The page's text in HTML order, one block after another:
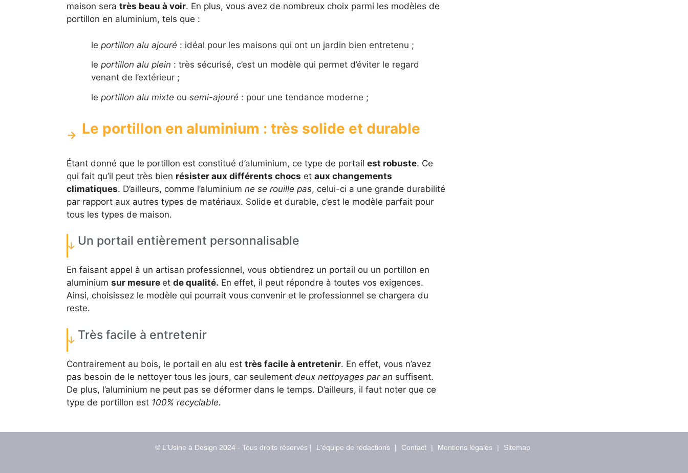
maison sera très beau à voir. En plus, vous avez de nombreux choix parmi les modèles de
portillon en aluminium, tels que :
le portillon alu ajouré : idéal pour les maisons qui ont un jardin bien entretenu ;
le portillon alu plein : très sécurisé, c’est un modèle qui permet d’éviter le regard
venant de l’extérieur ;
le portillon alu mixte ou semi-ajouré : pour une tendance moderne ;
Le portillon en aluminium : très solide et durable
Étant donné que le portillon est constitué d’aluminium, ce type de portail est robuste. Ce
qui fait qu’il peut très bien résister aux différents chocs et aux changements
climatiques. D’ailleurs, comme l’aluminium ne se rouille pas, celui-ci a une grande durabilité
par rapport aux autres types de matériaux. Solide et durable, c’est le modèle parfait pour
tous les types de maison.
Un portail entièrement personnalisable
En faisant appel à un artisan professionnel, vous obtiendrez un portail ou un portillon en
aluminium sur mesure et de qualité. En effet, il peut répondre à toutes vos exigences.
Ainsi, choisissez le modèle qui pourrait vous convenir et le professionnel se chargera du
reste.
Très facile à entretenir
Contrairement au bois, le portail en alu est très facile à entretenir. En effet, vous n’avez
pas besoin de le nettoyer tous les jours, car seulement deux nettoyages par an suffisent.
De plus, l’aluminium ne peut pas se déformer dans le temps. D’ailleurs, il faut noter que ce
type de portillon est 100% recyclable.
© L'Usine à Design 2024 - Tous droits réservés | L'équipe de rédactions | Contact | Mentions légales | Sitemap